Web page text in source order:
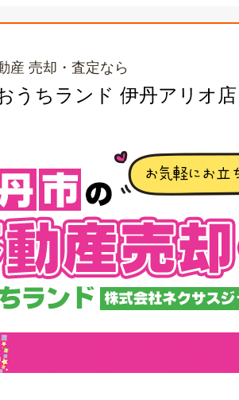
産 売却・査定なら
うちランド 伊丹アリオ